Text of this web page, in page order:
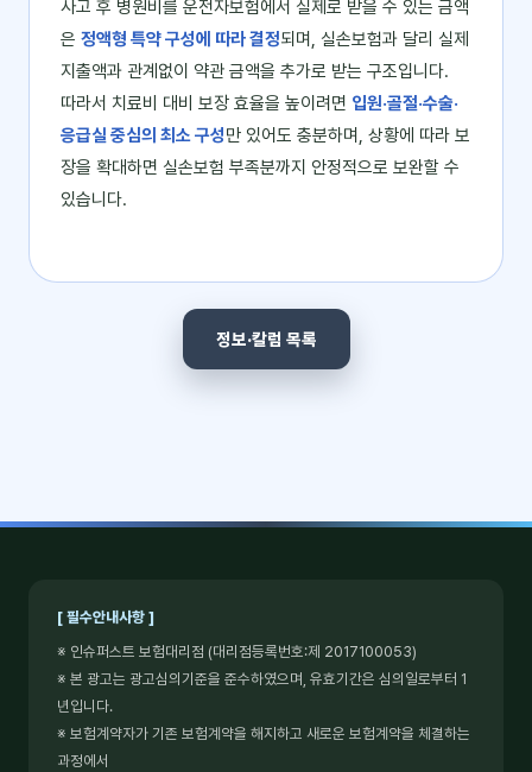
사고 후 병원비를 운전자보험에서 실제로 받을 수 있는 금액
은 정액형 특약 구성에 따라 결정되며, 실손보험과 달리 실제
지출액과 관계없이 약관 금액을 추가로 받는 구조입니다.
따라서 치료비 대비 보장 효율을 높이려면 입원·골절·수술·
응급실 중심의 최소 구성만 있어도 충분하며, 상황에 따라 보
장을 확대하면 실손보험 부족분까지 안정적으로 보완할 수
있습니다.
정보·칼럼 목록
[ 필수안내사항 ]
※ 인슈퍼스트 보험대리점 (대리점등록번호:제 2017100053)
※ 본 광고는 광고심의기준을 준수하였으며, 유효기간은 심의일로부터 1
년입니다.
※ 보험계약자가 기존 보험계약을 해지하고 새로운 보험계약을 체결하는
과정에서